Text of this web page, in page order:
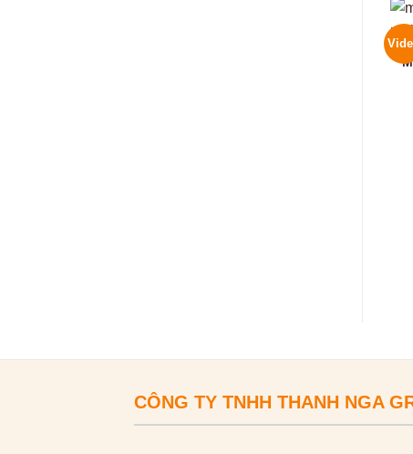
CÔNG TY TNHH THANH NGA